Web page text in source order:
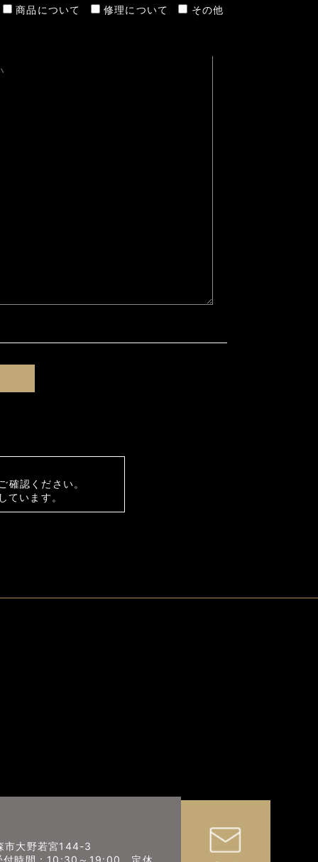
商品について 修理について その他
確認ください。
います。
大野若宮144-3
時間：10:30～19:00 定休